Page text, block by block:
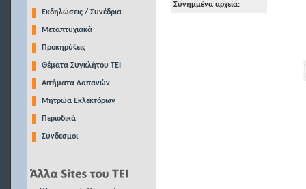
Εκδηλώσεις / Συνέδρια
Μεταπτυχιακά
Προκηρύξεις
Θέματα Συγκλήτου ΤΕΙ
Αιτήματα Δαπανών
Μητρώα Εκλεκτόρων
Περιοδικά
Σύνδεσμοι
Συνημμένα αρχεία: